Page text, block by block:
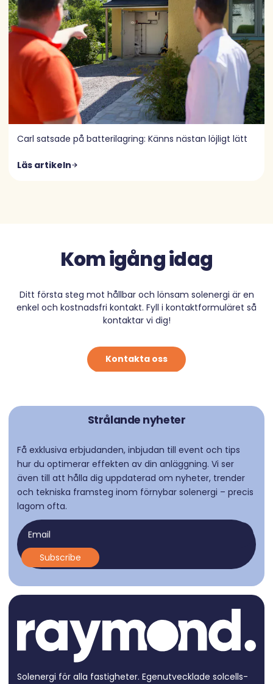
Carl satsade på batterilagring: Känns nästan löjligt lätt
Läs artikeln
Kom igång idag
Ditt första steg mot hållbar och lönsam solenergi är en
enkel och kostnadsfri kontakt. Fyll i kontaktformuläret så
kontaktar vi dig!
Kontakta oss
Strålande nyheter
Få exklusiva erbjudanden, inbjudan till event och tips
hur du optimerar effekten av din anläggning. Vi ser
även till att hålla dig uppdaterad om nyheter, trender
och tekniska framsteg inom förnybar solenergi – precis
lagom ofta.
Email
Solenergi för alla fastigheter. Egen­utvecklade solcells­